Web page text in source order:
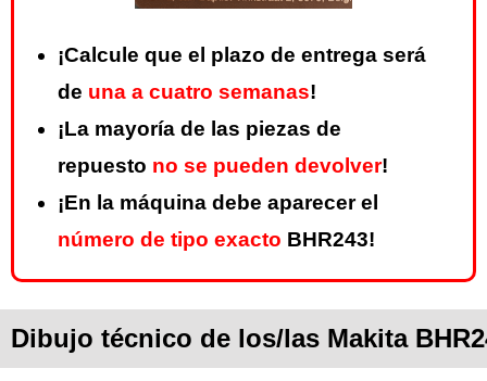
¡Calcule que el plazo de entrega será
de una a cuatro semanas!
¡La mayoría de las piezas de
repuesto no se pueden devolver!
¡En la máquina debe aparecer el
número de tipo exacto BHR243!
Dibujo técnico de los/las Makita